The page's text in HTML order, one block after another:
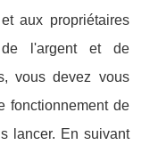
aux propriétaires
l'argent et de
vous devez vous
fonctionnement de
lancer. En suivant